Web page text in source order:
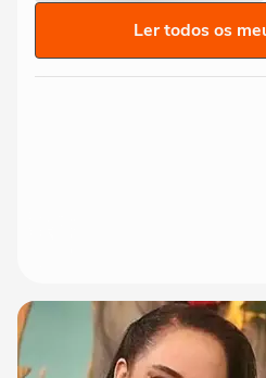
Ler todos os